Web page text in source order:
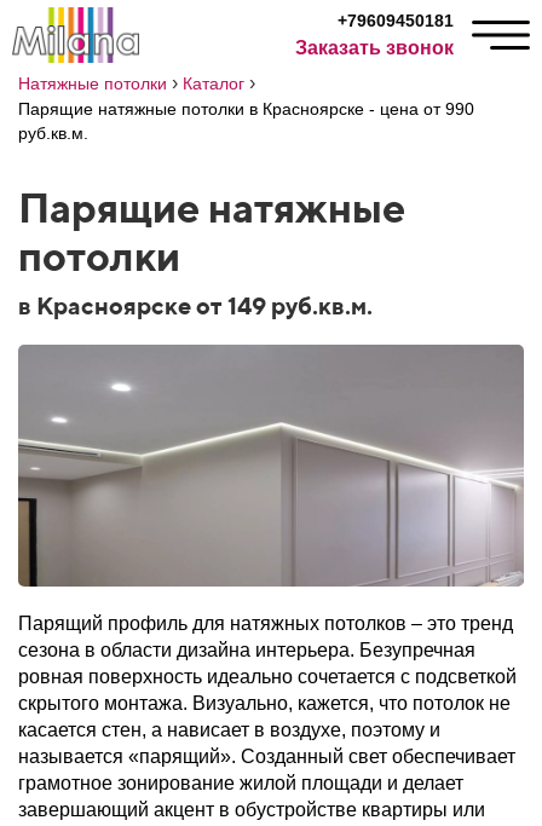
+79609450181
Заказать звонок
Натяжные потолки › Каталог ›
Парящие натяжные потолки в Красноярске - цена от 990
руб.кв.м.
Парящие натяжные
потолки
в Красноярске от 149 руб.кв.м.
Парящий профиль для натяжных потолков – это тренд
сезона в области дизайна интерьера. Безупречная
ровная поверхность идеально сочетается с подсветкой
скрытого монтажа. Визуально, кажется, что потолок не
касается стен, а нависает в воздухе, поэтому и
называется «парящий». Созданный свет обеспечивает
грамотное зонирование жилой площади и делает
завершающий акцент в обустройстве квартиры или